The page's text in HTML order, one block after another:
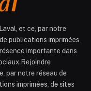
et ce, par notre
publications imprimées,
importante dans
par notre réseau de
imprimées, de sites